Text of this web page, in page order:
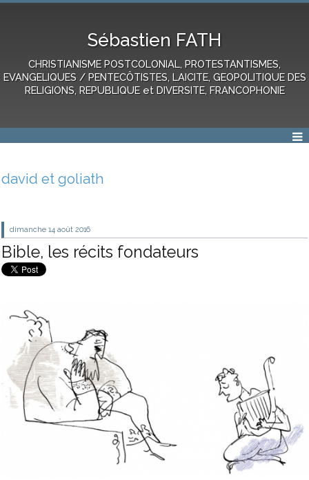
Sébastien FATH
CHRISTIANISME POSTCOLONIAL, PROTESTANTISMES,
EVANGELIQUES / PENTECÔTISTES, LAICITE, GEOPOLITIQUE DES
RELIGIONS, REPUBLIQUE et DIVERSITE, FRANCOPHONIE
david et goliath
dimanche 14 août 2016
Bible, les récits fondateurs